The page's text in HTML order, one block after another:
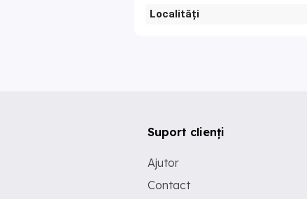
Localități
Suport clienți
Ajutor
Contact